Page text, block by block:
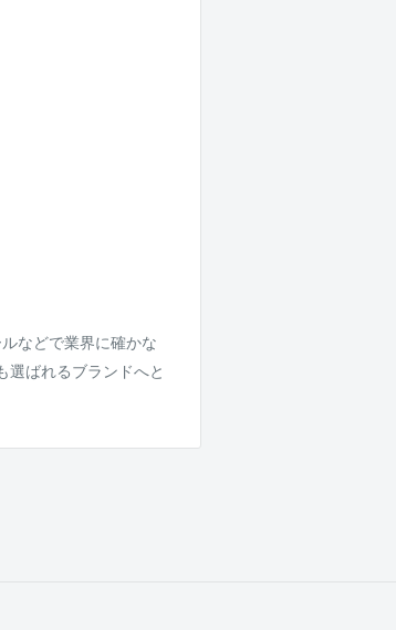
などで業界に確かな
選ばれるブランドへと